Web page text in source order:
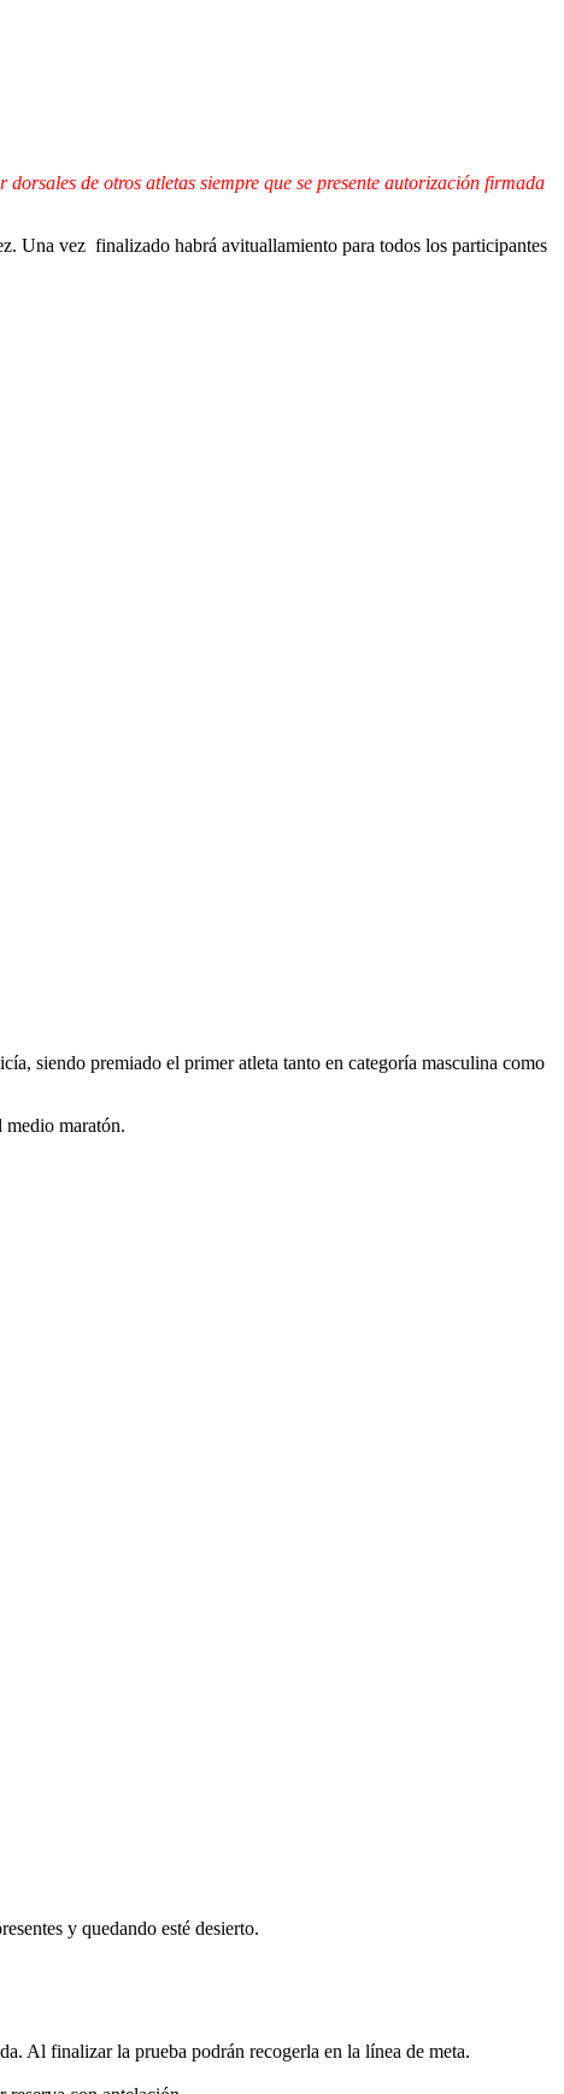
de otros atletas siempre que se presente autorización firmada
Una vez finalizado habrá avituallamiento para todos los participantes
siendo premiado el primer atleta tanto en categoría masculina como
medio maratón.
y quedando esté desierto.
Al finalizar la prueba podrán recogerla en la línea de meta.